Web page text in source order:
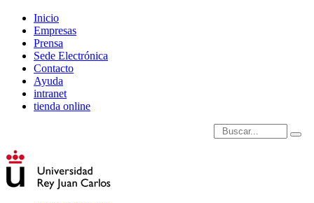
Inicio
Empresas
Prensa
Sede Electrónica
Contacto
Ayuda
intranet
tienda online
Introduce términos de